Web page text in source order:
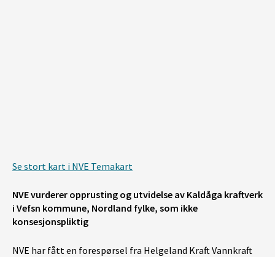
Se stort kart i NVE Temakart
NVE vurderer opprusting og utvidelse av Kaldåga kraftverk
i Vefsn kommune, Nordland fylke, som ikke
konsesjonspliktig
NVE har fått en forespørsel fra Helgeland Kraft Vannkraft